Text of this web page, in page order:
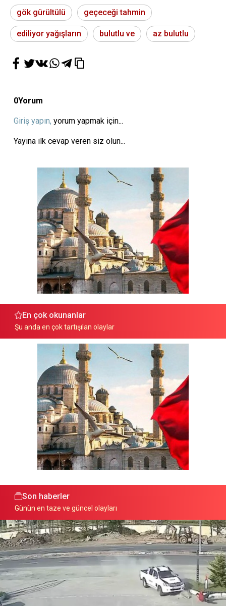
gök gürültülü geçeceği tahmin
ediliyor yağışların bulutlu ve az bulutlu
0Yorum
Giriş yapın, yorum yapmak için...
Yayına ilk cevap veren siz olun...
En çok okunanlar
Şu anda en çok tartışılan olaylar
Son haberler
Günün en taze ve güncel olayları